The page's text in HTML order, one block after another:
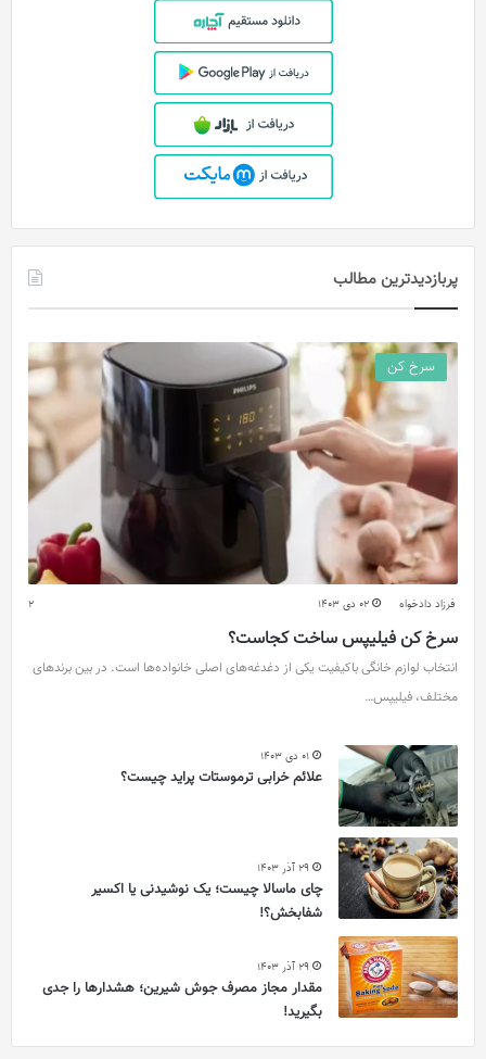
پربازدیدترین مطالب
سرخ کن
فرزاد دادخواه 02 دی 1403 2
سرخ کن فیلیپس ساخت کجاست؟
انتخاب لوازم خانگی باکیفیت یکی از دغدغه‌های اصلی خانواده‌ها است. در بین برندهای
مختلف، فیلیپس…
01 دی 1403
علائم خرابی ترموستات پراید چیست؟
29 آذر 1403
چای ماسالا چیست؛ یک نوشیدنی یا اکسیر
شفابخش؟!
29 آذر 1403
مقدار مجاز مصرف جوش شیرین؛ هشدارها را جدی
بگیرید!